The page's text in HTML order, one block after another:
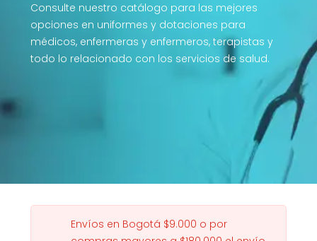
Consulte nuestro catálogo para las mejores
opciones en uniformes y dotaciones para
médicos, enfermeras y enfermeros, terapistas y
todo lo relacionado con los servicios de salud.
Envíos en Bogotá $9.000 o por